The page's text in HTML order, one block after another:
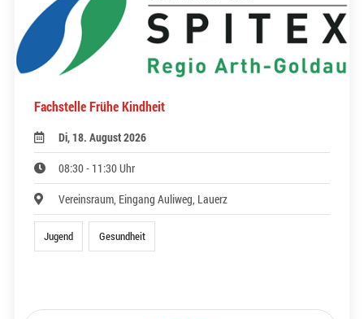
Fachstelle Frühe Kindheit
Di, 18. August 2026
08:30 - 11:30 Uhr
Vereinsraum, Eingang Auliweg, Lauerz
Jugend Gesundheit